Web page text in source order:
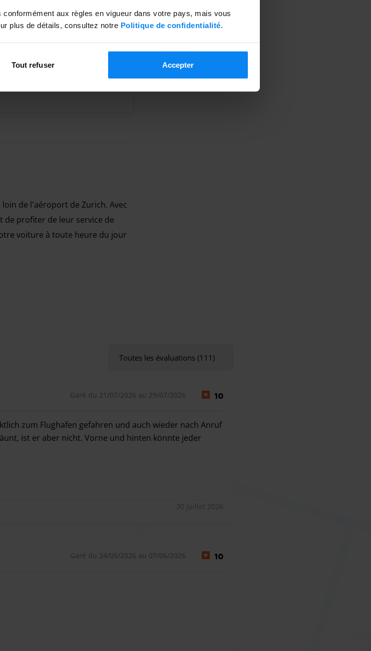
aux règles en vigueur dans votre pays, mais vous
plus de détails, consultez notre Politique de confidentialité.
Tout refuser Accepter
en navette pour 4
de l'aéroport de Zurich. Avec
de profiter de leur service de
voiture à toute heure du jour
personne supplémentaire, un
Toutes les évaluations (111)
Garé du 21/07/2026 au 29/07/2026 10
zum Flughafen gefahren und auch wieder nach Anruf
ist er aber nicht. Vorne und hinten könnte jeder
30 juillet 2026
Garé du 24/05/2026 au 07/06/2026 10